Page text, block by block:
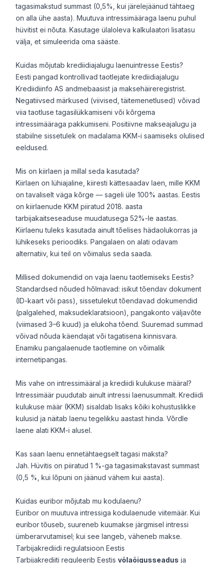
tagasimakstud summast (0,5%, kui järelejäänud tähtaeg
on alla ühe aasta). Muutuva intressimääraga laenu puhul
hüvitist ei nõuta. Kasutage ülaloleva kalkulaatori lisatasu
välja, et simuleerida oma sääste.
Kuidas mõjutab krediidiajalugu laenuintresse Eestis?
Eesti pangad kontrollivad taotlejate krediidiajalugu
Krediidiinfo AS andmebaasist ja maksehäireregistrist.
Negatiivsed märkused (viivised, täitemenetlused) võivad
viia taotluse tagasilükkamiseni või kõrgema
intressimääraga pakkumiseni. Positiivne makseajalugu ja
stabiilne sissetulek on madalama KKM-i saamiseks olulised
eeldused.
Mis on kiirlaen ja millal seda kasutada?
Kiirlaen on lühiajaline, kiiresti kättesaadav laen, mille KKM
on tavaliselt väga kõrge — sageli üle 100% aastas. Eestis
on kiirlaenude KKM piiratud 2018. aasta
tarbijakaitseseaduse muudatusega 52%-le aastas.
Kiirlaenu tuleks kasutada ainult tõelises hädaolukorras ja
lühikeseks perioodiks. Pangalaen on alati odavam
alternatiiv, kui teil on võimalus seda saada.
Millised dokumendid on vaja laenu taotlemiseks Eestis?
Standardsed nõuded hõlmavad: isikut tõendav dokument
(ID-kaart või pass), sissetulekut tõendavad dokumendid
(palgalehed, maksudeklaratsioon), pangakonto väljavõte
(viimased 3–6 kuud) ja elukoha tõend. Suuremad summad
võivad nõuda käendajat või tagatisena kinnisvara.
Enamiku pangalaenude taotlemine on võimalik
internetipangas.
Mis vahe on intressimääral ja krediidi kulukuse määral?
Intressimäär puudutab ainult intressi laenusummalt. Krediidi
kulukuse määr (KKM) sisaldab lisaks kõiki kohustuslikke
kulusid ja näitab laenu tegelikku aastast hinda. Võrdle
laene alati KKM-i alusel.
Kas saan laenu ennetähtaegselt tagasi maksta?
Jah. Hüvitis on piiratud 1 %-ga tagasimakstavast summast
(0,5 %, kui lõpuni on jäänud vähem kui aasta).
Kuidas euribor mõjutab mu kodulaenu?
Euribor on muutuva intressiga kodulaenude viitemäär. Kui
euribor tõuseb, suureneb kuumakse järgmisel intressi
ümberarvutamisel; kui see langeb, väheneb makse.
Tarbijakrediidi regulatsioon Eestis
Tarbijakrediiti reguleerib Eestis võlaõigusseadus ja